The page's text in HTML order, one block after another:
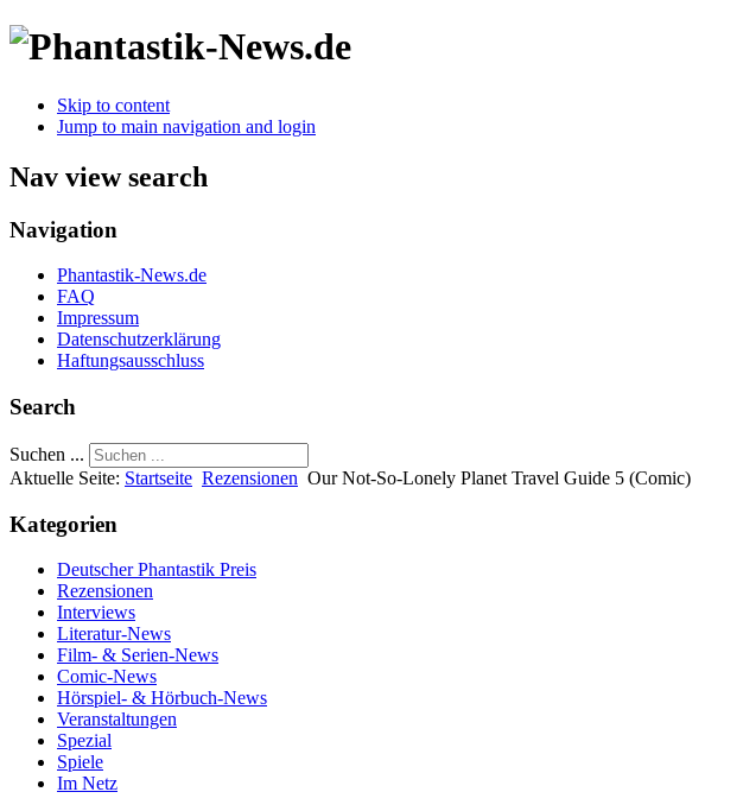
Skip to content
Jump to main navigation and login
Nav view search
Navigation
Phantastik-News.de
FAQ
Impressum
Datenschutzerklärung
Haftungsausschluss
Search
Suchen ...
Aktuelle Seite: Startseite Rezensionen Our Not-So-Lonely Planet Travel Guide 5 (Comic)
Kategorien
Deutscher Phantastik Preis
Rezensionen
Interviews
Literatur-News
Film- & Serien-News
Comic-News
Hörspiel- & Hörbuch-News
Veranstaltungen
Spezial
Spiele
Im Netz